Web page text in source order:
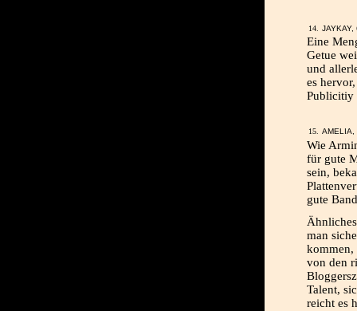
Eine
Getue
und
es
Publicitiy
Wie
für gute
sein,
gute
man
kommen,
von den
Talent,
reicht es